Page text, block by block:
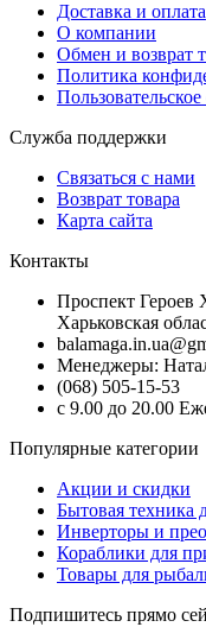
Доставка и оплата
О компании
Обмен и возврат
Политика
Служба поддержки
Связаться с нами
Возврат товара
Карта сайта
Контакты
Проспект Героев
Харьковская
Менеджеры:
(068) 505-15-53
с 9.00 до 20.00
Популярные категории
Акции и скидки
Бытовая техника
Инверторы и
Кораблики для
Товары для
Подпишитесь прямо